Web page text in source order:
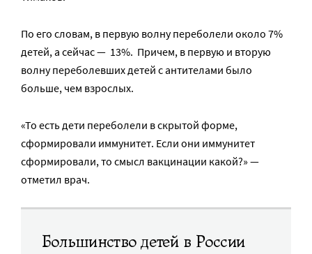
По его словам, в первую волну переболели около 7%
детей, а сейчас — 13%. Причем, в первую и вторую
волну переболевших детей с антителами было
больше, чем взрослых.
«То есть дети переболели в скрытой форме,
сформировали иммунитет. Если они иммунитет
сформировали, то смысл вакцинации какой?» —
отметил врач.
Большинство детей в России